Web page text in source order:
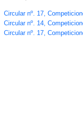
Circular nº. 17,
Circular nº. 14,
Circular nº. 17,